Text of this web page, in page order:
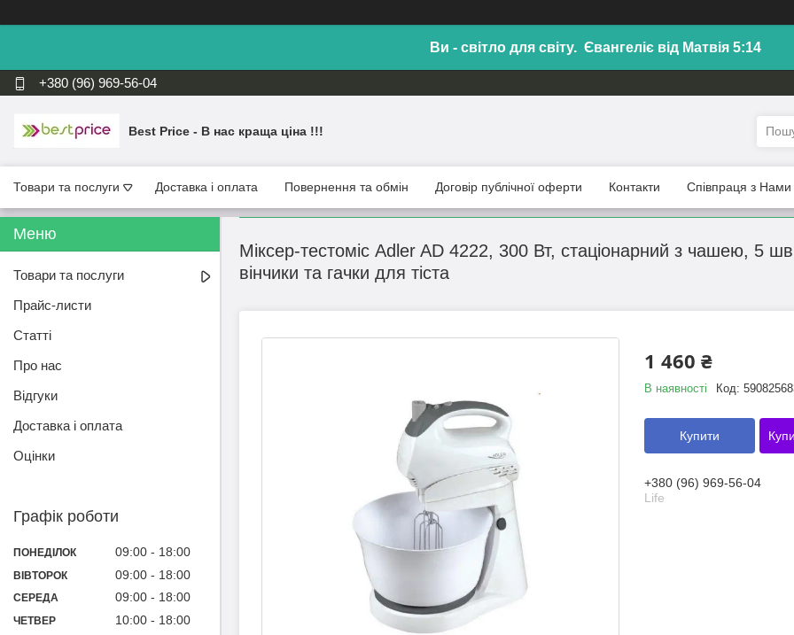
Ви - світло для світу. Євангеліє від Матвія 5:14
+380 (96) 969-56-04
Best Price - В нас краща ціна !!!
Товари та послуги Доставка і оплата Повернення та обмін Договір публічної оферти Контакти Співпраця з Нами
Міксер-тестоміс Adler AD 4222, 300 Вт, стаціонарний з чашею, 5
вінчики та гачки для тіста
1 460 ₴
В наявності Код:
Купити
+380 (96) 969-56-04
Life
Товари та послуги
Прайс-листи
Статті
Про нас
Відгуки
Доставка і оплата
Оцінки
Графік роботи
ПОНЕДІЛОК 09:00 18:00
ВІВТОРОК 09:00 18:00
СЕРЕДА 09:00 18:00
ЧЕТВЕР 10:00 18:00